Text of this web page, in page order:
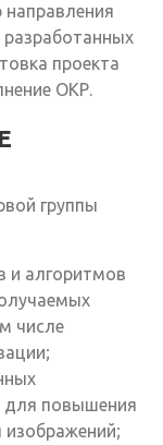
проекта
ОКР.
группы
и алгоритмов
числе
для повышения
изображений;